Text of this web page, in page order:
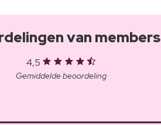
van members
4,5
Gemiddelde beoordeling